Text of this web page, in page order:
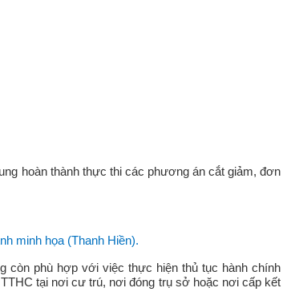
hoàn thành thực thi các phương án cắt giảm, đơn
minh họa (Thanh Hiền).
còn phù hợp với việc thực hiện thủ tục hành chính
tại nơi cư trú, nơi đóng trụ sở hoặc nơi cấp kết